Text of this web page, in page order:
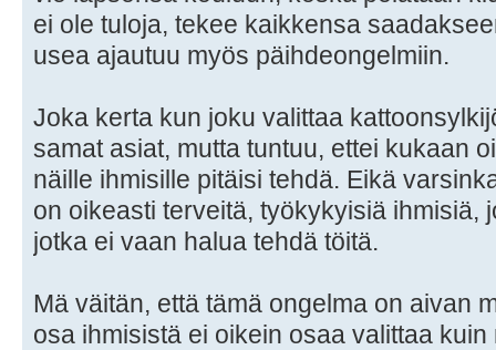
ei ole tuloja, tekee kaikkensa
usea ajautuu myös päihdeongelmiin.
Joka kerta kun joku valittaa
samat asiat, mutta tuntuu, ettei kukaan
näille ihmisille pitäisi tehdä. Eikä
on oikeasti terveitä, työkykyisiä ihmisiä,
jotka ei vaan halua tehdä töitä.
Mä väitän, että tämä ongelma on aivan
osa ihmisistä ei oikein osaa valittaa kuin